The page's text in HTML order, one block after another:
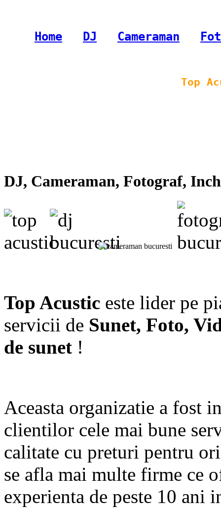
Home DJ Cameraman
Top
DJ, Cameraman, Fotograf,
Top Acustic este lider pe
servicii de Sunet, Foto,
de sunet !
Aceasta organizatie a fost
clientilor cele mai bune
calitate cu preturi pentru
se afla mai multe firme ce
experienta de peste 10 ani